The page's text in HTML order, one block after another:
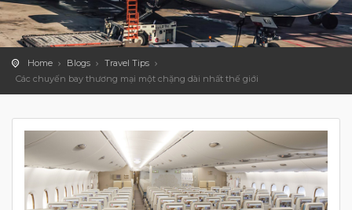
Home Blogs
Travel Tips
Các chuyến bay thương mại một chặng dài nhất thế giới